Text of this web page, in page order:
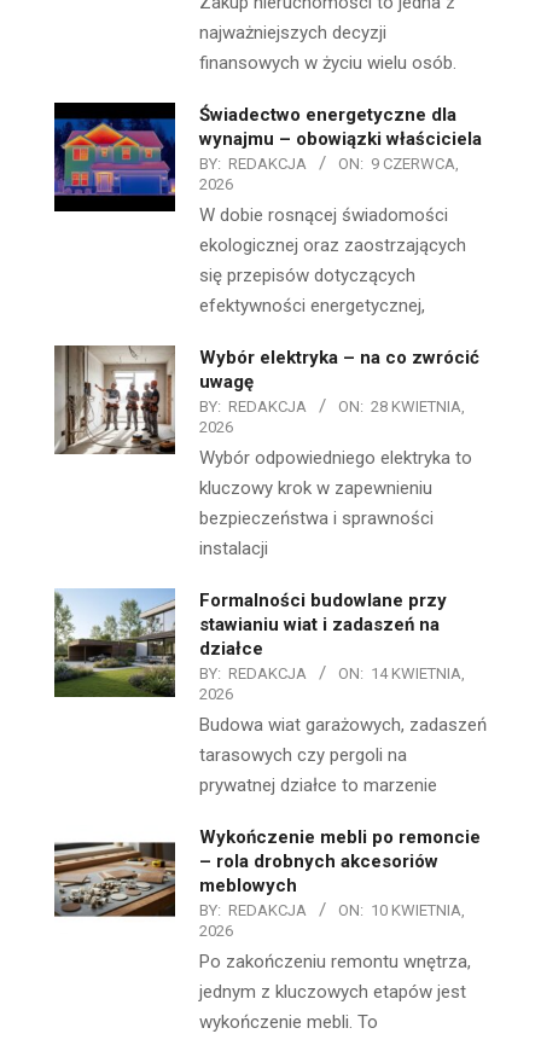
najważniejszych decyzji
finansowych w życiu wielu osób.
Świadectwo energetyczne dla
wynajmu – obowiązki właściciela
BY: REDAKCJA ON: 9 CZERWCA,
2026
W dobie rosnącej świadomości
ekologicznej oraz zaostrzających
się przepisów dotyczących
efektywności energetycznej,
Wybór elektryka – na co zwrócić
uwagę
BY: REDAKCJA ON: 28 KWIETNIA,
2026
Wybór odpowiedniego elektryka to
kluczowy krok w zapewnieniu
bezpieczeństwa i sprawności
instalacji
Formalności budowlane przy
stawianiu wiat i zadaszeń na
działce
BY: REDAKCJA ON: 14 KWIETNIA,
2026
Budowa wiat garażowych, zadaszeń
tarasowych czy pergoli na
prywatnej działce to marzenie
Wykończenie mebli po remoncie
– rola drobnych akcesoriów
meblowych
BY: REDAKCJA ON: 10 KWIETNIA,
2026
Po zakończeniu remontu wnętrza,
jednym z kluczowych etapów jest
wykończenie mebli. To